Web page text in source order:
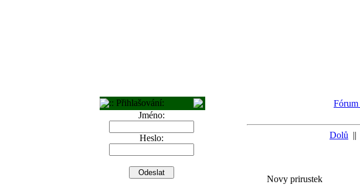
:: Přihlašování:
Jméno:
Heslo:
Fórum
Dolů ||
Novy prirustek